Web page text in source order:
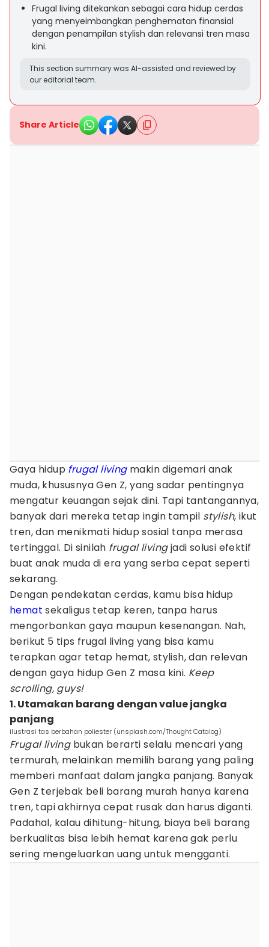
Frugal living ditekankan sebagai cara hidup cerdas
yang menyeimbangkan penghematan finansial
dengan penampilan stylish dan relevansi tren masa
kini.
This section summary was AI-assisted and reviewed by
our editorial team.
Share Article
Gaya hidup frugal livingmakin digemari anak
muda, khususnya Gen Z, yang sadar pentingnya
mengatur keuangan sejak dini. Tapi tantangannya,
banyak dari mereka tetap ingin tampil stylish, ikut
tren, dan menikmati hidup sosial tanpa merasa
tertinggal. Di sinilah frugal livingjadi solusi efektif
buat anak muda di era yang serba cepat seperti
sekarang.
Dengan pendekatan cerdas, kamu bisa hidup
hemat sekaligus tetap keren, tanpa harus
mengorbankan gaya maupun kesenangan. Nah,
berikut 5 tips frugal living yang bisa kamu
terapkan agar tetap hemat, stylish, dan relevan
dengan gaya hidup Gen Z masa kini. Keep
scrolling, guys!
1. Utamakan barang dengan value jangka
panjang
ilustrasi tas berbahan poliester (unsplash.com/Thought Catalog)
Frugal livingbukan berarti selalu mencari yang
termurah, melainkan memilih barang yang paling
memberi manfaat dalam jangka panjang. Banyak
Gen Z terjebak beli barang murah hanya karena
tren, tapi akhirnya cepat rusak dan harus diganti.
Padahal, kalau dihitung-hitung, biaya beli barang
berkualitas bisa lebih hemat karena gak perlu
sering mengeluarkan uang untuk mengganti.